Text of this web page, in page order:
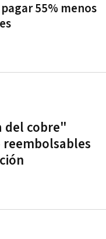
55% menos
del cobre"
reembolsables